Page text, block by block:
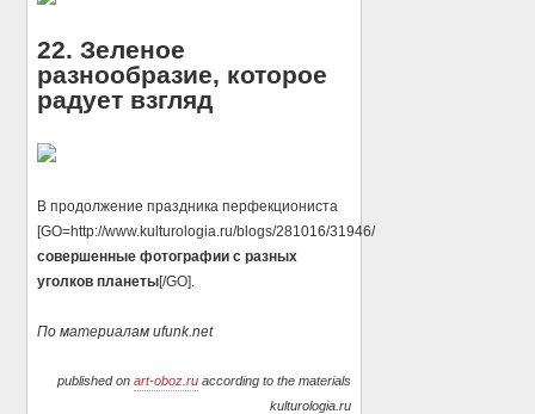
22. Зеленое
разнообразие, которое
радует взгляд
В продолжение праздника перфекциониста
[GO=http://www.kulturologia.ru/blogs/281016/31946/
совершенные фотографии с разных
уголков планеты[/GO].
По материалам ufunk.net
published on art-oboz.ruaccording to the materials
kulturologia.ru